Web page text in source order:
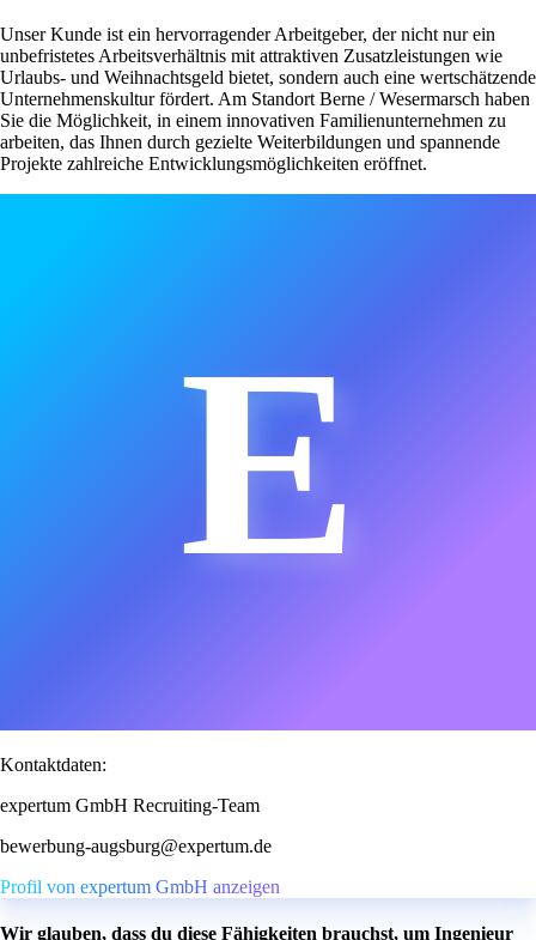
Unser Kunde ist ein hervorragender Arbeitgeber, der nicht nur ein
unbefristetes Arbeitsverhältnis mit attraktiven Zusatzleistungen wie
Urlaubs- und Weihnachtsgeld bietet, sondern auch eine wertschätzende
Unternehmenskultur fördert. Am Standort Berne / Wesermarsch haben
Sie die Möglichkeit, in einem innovativen Familienunternehmen zu
arbeiten, das Ihnen durch gezielte Weiterbildungen und spannende
Projekte zahlreiche Entwicklungsmöglichkeiten eröffnet.
E
Kontaktdaten:
expertum GmbH Recruiting-Team
bewerbung-augsburg@expertum.de
Profil von expertum GmbH anzeigen
Wir glauben, dass du diese Fähigkeiten brauchst, um Ingenieur